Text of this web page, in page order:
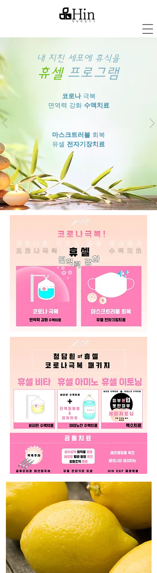
내 지친 세포에 휴식을
휴셀 프로그램
코로나극복
​면역력 강화 수액치료
마스크트러블 회복
유셀 전자기장치료